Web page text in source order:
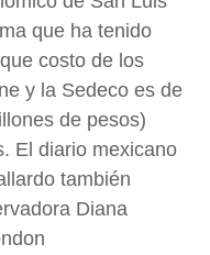
que ha tenido
costo de los
y la Sedeco es de
de pesos)
El diario mexicano
también
Diana